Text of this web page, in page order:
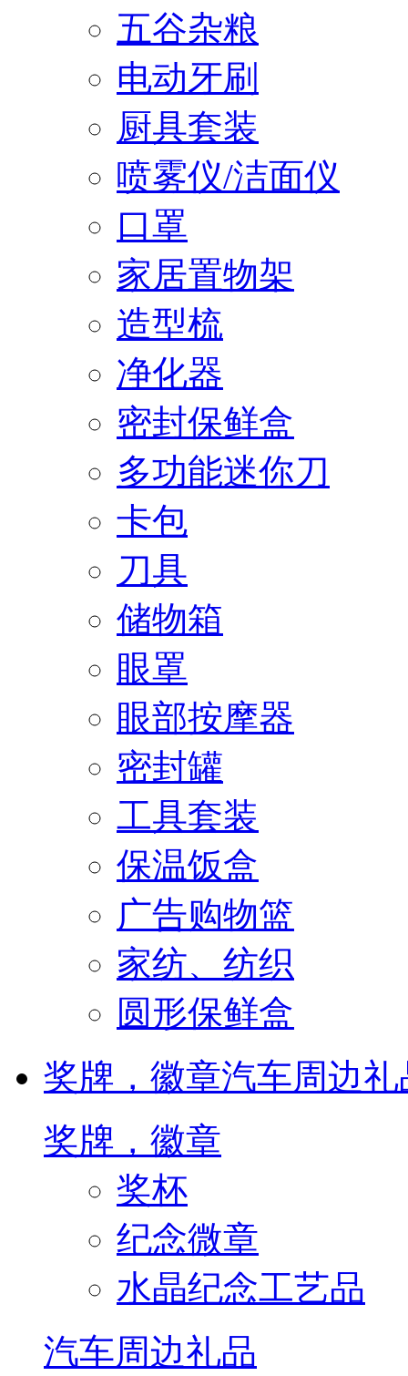
五谷杂粮
电动牙刷
厨具套装
喷雾仪/洁面仪
口罩
家居置物架
造型梳
净化器
密封保鲜盒
多功能迷你刀
卡包
刀具
储物箱
眼罩
眼部按摩器
密封罐
工具套装
保温饭盒
广告购物篮
家纺、纺织
圆形保鲜盒
奖牌，徽章汽车周边礼
奖牌，徽章
奖杯
纪念微章
水晶纪念工艺品
汽车周边礼品